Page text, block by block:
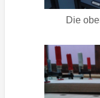
Die